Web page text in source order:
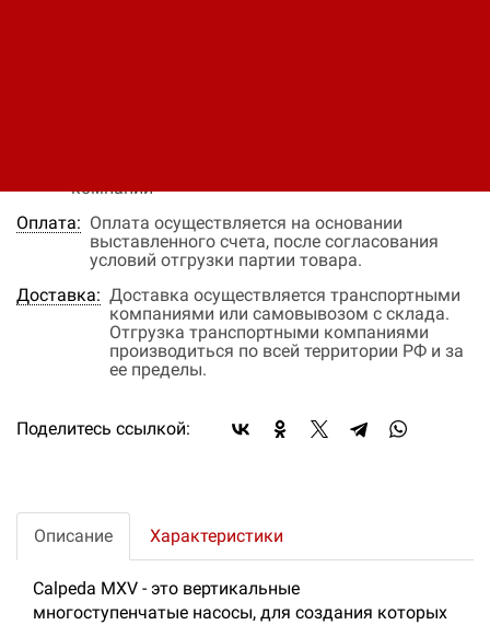
компании
Оплата: Оплата осуществляется на основании
выставленного счета, после согласования
условий отгрузки партии товара.
Доставка: Доставка осуществляется транспортными
компаниями или самовывозом с склада.
Отгрузка транспортными компаниями
производиться по всей территории РФ и за
ее пределы.
Поделитесь ссылкой:
Описание Характеристики
Calpeda MXV - это вертикальные
многоступенчатые насосы, для создания которых